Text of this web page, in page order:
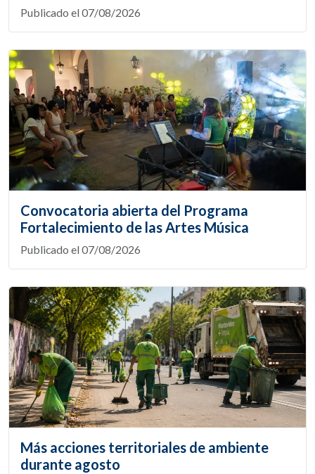
Publicado el 07/08/2026
Convocatoria abierta del Programa
Fortalecimiento de las Artes Música
Publicado el 07/08/2026
Más acciones territoriales de ambiente
durante agosto